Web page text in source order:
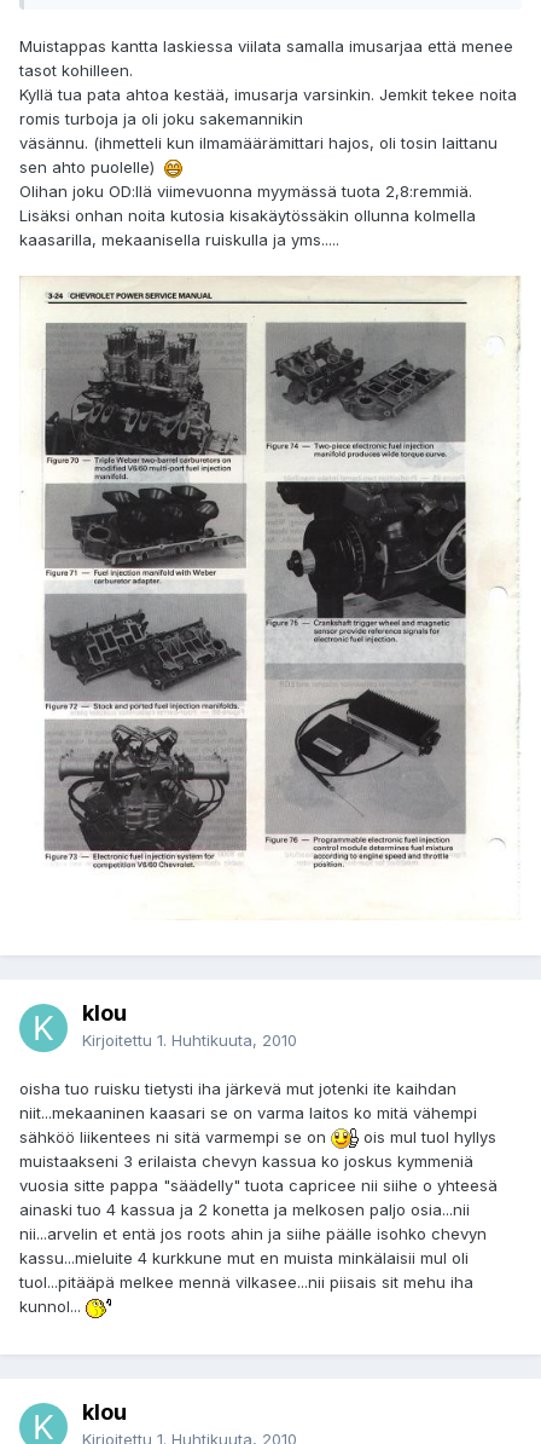
Muistappas kantta laskiessa viilata samalla imusarjaa että menee
tasot kohilleen.
Kyllä tua pata ahtoa kestää, imusarja varsinkin. Jemkit tekee noita
romis turboja ja oli joku sakemannikin
väsännu. (ihmetteli kun ilmamäärämittari hajos, oli tosin laittanu
sen ahto puolelle)
Olihan joku OD:llä viimevuonna myymässä tuota 2,8:remmiä.
Lisäksi onhan noita kutosia kisakäytössäkin ollunna kolmella
kaasarilla, mekaanisella ruiskulla ja yms.....
klou
Kirjoitettu 1. Huhtikuuta, 2010
oisha tuo ruisku tietysti iha järkevä mut jotenki ite kaihdan
niit...mekaaninen kaasari se on varma laitos ko mitä vähempi
sähköö liikentees ni sitä varmempi se on
ois mul tuol hyllys
muistaakseni 3 erilaista chevyn kassua ko joskus kymmeniä
vuosia sitte pappa "säädelly" tuota capricee nii siihe o yhteesä
ainaski tuo 4 kassua ja 2 konetta ja melkosen paljo osia...nii
nii...arvelin et entä jos roots ahin ja siihe päälle isohko chevyn
kassu...mieluite 4 kurkkune mut en muista minkälaisii mul oli
tuol...pitääpä melkee mennä vilkasee...nii piisais sit mehu iha
kunnol...
klou
Kirjoitettu 1. Huhtikuuta, 2010